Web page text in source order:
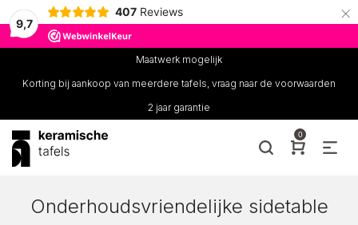
9,7
407 Reviews ×
Maatwerk mogelijk
Korting bij aankoop van meerdere tafels, vraag naar de voorwaarden
2 jaar garantie
0
Onderhoudsvriendelijke sidetable